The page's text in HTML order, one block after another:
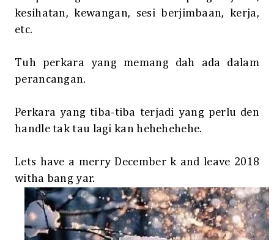
kesihatan, kewangan, sesi berjimbaan, kerja,
etc.
Tuh perkara yang memang dah ada dalam
perancangan.
Perkara yang tiba-tiba terjadi yang perlu den
handle tak tau lagi kan hehehehehe.
Lets have a merry December k and leave 2018
witha bang yar.